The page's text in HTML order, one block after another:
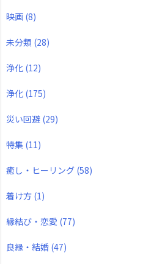
映画 (8)
未分類 (28)
浄化 (12)
浄化 (175)
災い回避 (29)
特集 (11)
癒し・ヒーリング (58)
着け方 (1)
縁結び・恋愛 (77)
良縁・結婚 (47)